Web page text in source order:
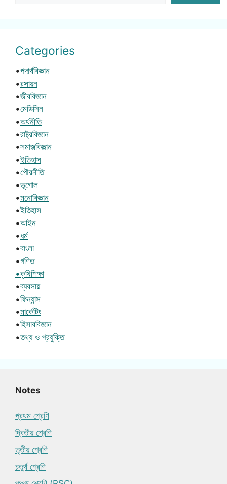
Categories
•পদার্থবিজ্ঞান
•রসায়ন
•জীববিজ্ঞান
•মেডিসিন
•অর্থনীতি
•রাষ্ট্রবিজ্ঞান
•সমাজবিজ্ঞান
•ইতিহাস
•পৌরনীতি
•ভূগোল
•মনোবিজ্ঞান
•ইতিহাস
•আইন
•ধর্ম
•বাংলা
•গণিত
•কৃষিশিক্ষা
•ব্যবসায়
•ফিন্যান্স
•মার্কেটিং
•হিসাববিজ্ঞান
•তথ্য ও প্রযুক্তি
Notes
প্রথম শ্রেণি
দ্বিতীয় শ্রেণি
তৃতীয় শ্রেণি
চতুর্থ শ্রেণি